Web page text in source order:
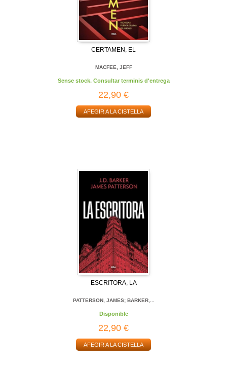
CERTAMEN, EL
MACFEE, JEFF
Sense stock. Consultar terminis d'entrega
22,90 €
AFEGIR A LA CISTELLA
ESCRITORA, LA
PATTERSON, JAMES; BARKER,...
Disponible
22,90 €
AFEGIR A LA CISTELLA